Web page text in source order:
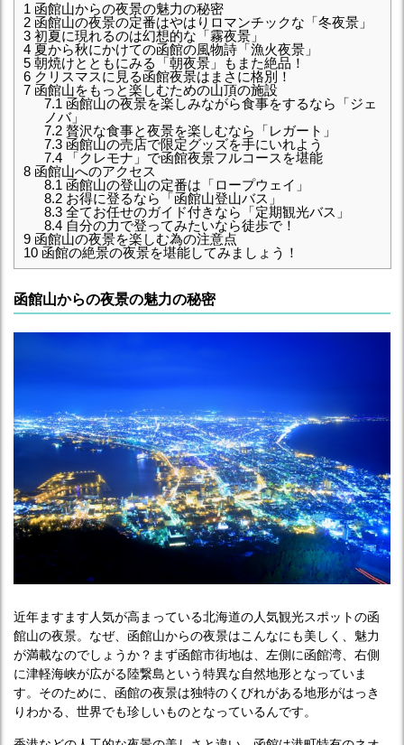
1 函館山からの夜景の魅力の秘密
2 函館山の夜景の定番はやはりロマンチックな「冬夜景」
3 初夏に現れるのは幻想的な「霧夜景」
4 夏から秋にかけての函館の風物詩「漁火夜景」
5 朝焼けとともにみる「朝夜景」もまた絶品！
6 クリスマスに見る函館夜景はまさに格別！
7 函館山をもっと楽しむための山頂の施設
7.1 函館山の夜景を楽しみながら食事をするなら「ジェ
ノバ」
7.2贅沢な食事と夜景を楽しむなら「レガート」
7.3函館山の売店で限定グッズを手にいれよう
7.4「クレモナ」で函館夜景フルコースを堪能
8 函館山へのアクセス
8.1 函館山の登山の定番は「ロープウェイ」
8.2お得に登るなら「函館山登山バス」
8.3全てお任せのガイド付きなら「定期観光バス」
8.4自分の力で登ってみたいなら徒歩で！
9 函館山の夜景を楽しむ為の注意点
10 函館の絶景の夜景を堪能してみましょう！
函館山からの夜景の魅力の秘密
近年ますます人気が高まっている北海道の人気観光スポットの函
館山の夜景。なぜ、函館山からの夜景はこんなにも美しく、魅力
が満載なのでしょうか？まず函館市街地は、左側に函館湾、右側
に津軽海峡が広がる陸繋島という特異な自然地形となっていま
す。そのために、函館の夜景は独特のくびれがある地形がはっき
りわかる、世界でも珍しいものとなっているんです。